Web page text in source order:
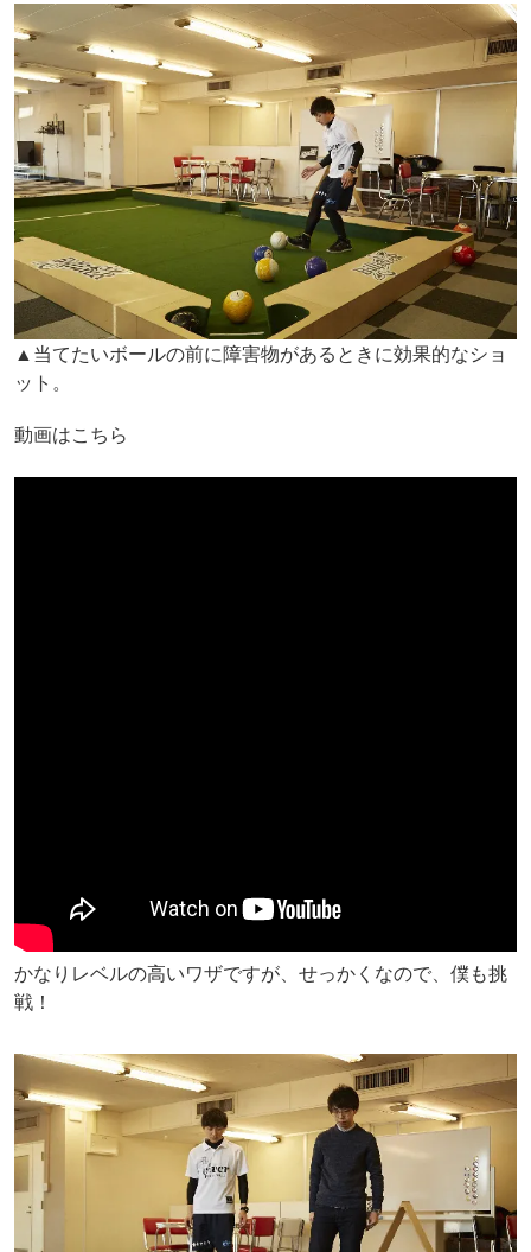
▲当てたいボールの前に障害物があるときに効果的なショ
ット。
動画はこちら
かなりレベルの高いワザですが、せっかくなので、僕も挑
戦！